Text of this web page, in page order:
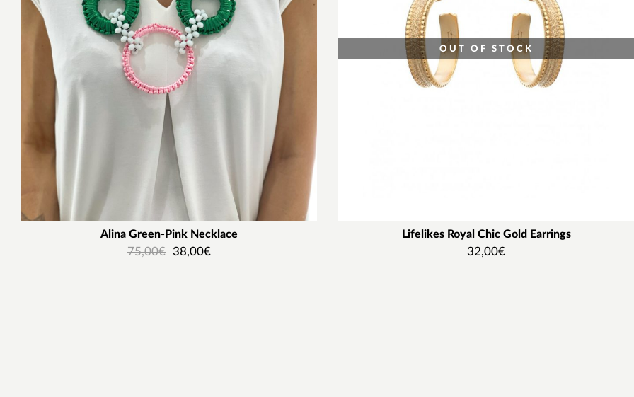
Alina Green-Pink Necklace
75,00€ 38,00€
OUT OF STOCK
Lifelikes Royal Chic Gold Earrings
32,00€